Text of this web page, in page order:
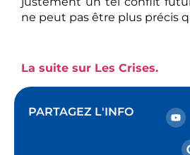
ne peut pas être plus précis
La suite sur Les Crises.
PARTAGEZ L'INFO